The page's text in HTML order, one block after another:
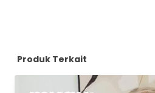
Produk Terkait